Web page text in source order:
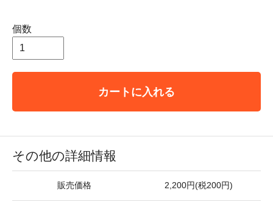
個数
カートに入れる
その他の詳細情報
販売価格 2,200円(税200円)